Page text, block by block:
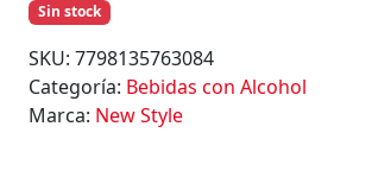
Sin stock
SKU: 7798135763084
Categoría: Bebidas con Alcohol
Marca: New Style